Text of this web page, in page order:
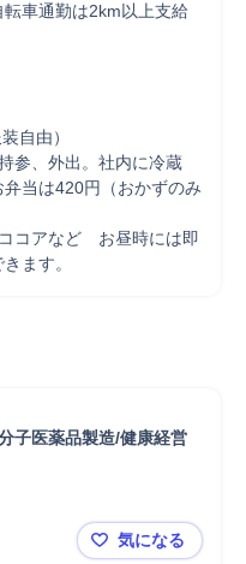
車通勤は2km以上支給
自由）
参、外出。社内に冷蔵
当は420円（おかずのみ
コアなど　お昼時には即
ます。
子医薬品製造/健康経営
【広島/生
気になる